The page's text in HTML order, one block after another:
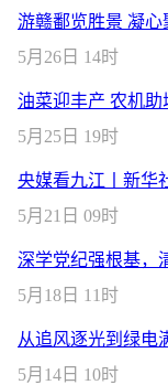
游赣鄱览胜景 凝心
5月26日 14时
油菜迎丰产 农机助
5月25日 19时
央媒看九江丨新华
5月21日 09时
深学党纪强根基，
5月18日 11时
从追风逐光到绿电
5月14日 10时